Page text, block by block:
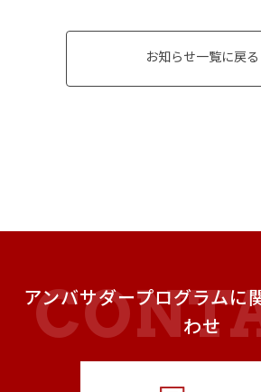
お知らせ一覧に戻る
アンバサダープログラムに
わせ